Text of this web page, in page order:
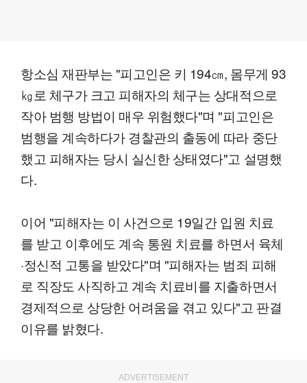
항소심 재판부는 "피고인은 키 194㎝, 몸무게 93
㎏로 체구가 크고 피해자의 체구는 상대적으로
작아 범행 방법이 매우 위험했다"며 "피고인은
범행을 계속하다가 경찰관의 출동에 따라 중단
했고 피해자는 당시 실신한 상태였다"고 설명했
다.
이어 "피해자는 이 사건으로 19일간 입원 치료
를 받고 이후에도 계속 통원 치료를 하면서 육체
·정신적 고통을 받았다"며 "피해자는 범죄 피해
로 직장도 사직하고 계속 치료비를 지출하면서
경제적으로 상당한 어려움을 겪고 있다"고 판결
이유를 밝혔다.
ADVERTISEMENT